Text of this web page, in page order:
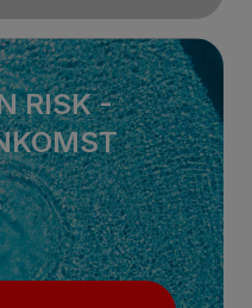
RISK -